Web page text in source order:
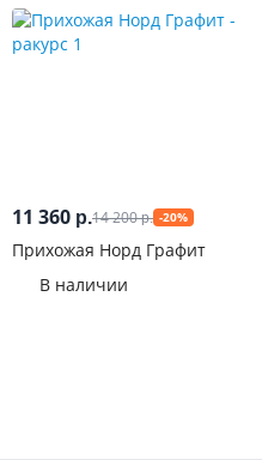
11 360 р.14 200р. -20%
Прихожая Норд Графит
В наличии